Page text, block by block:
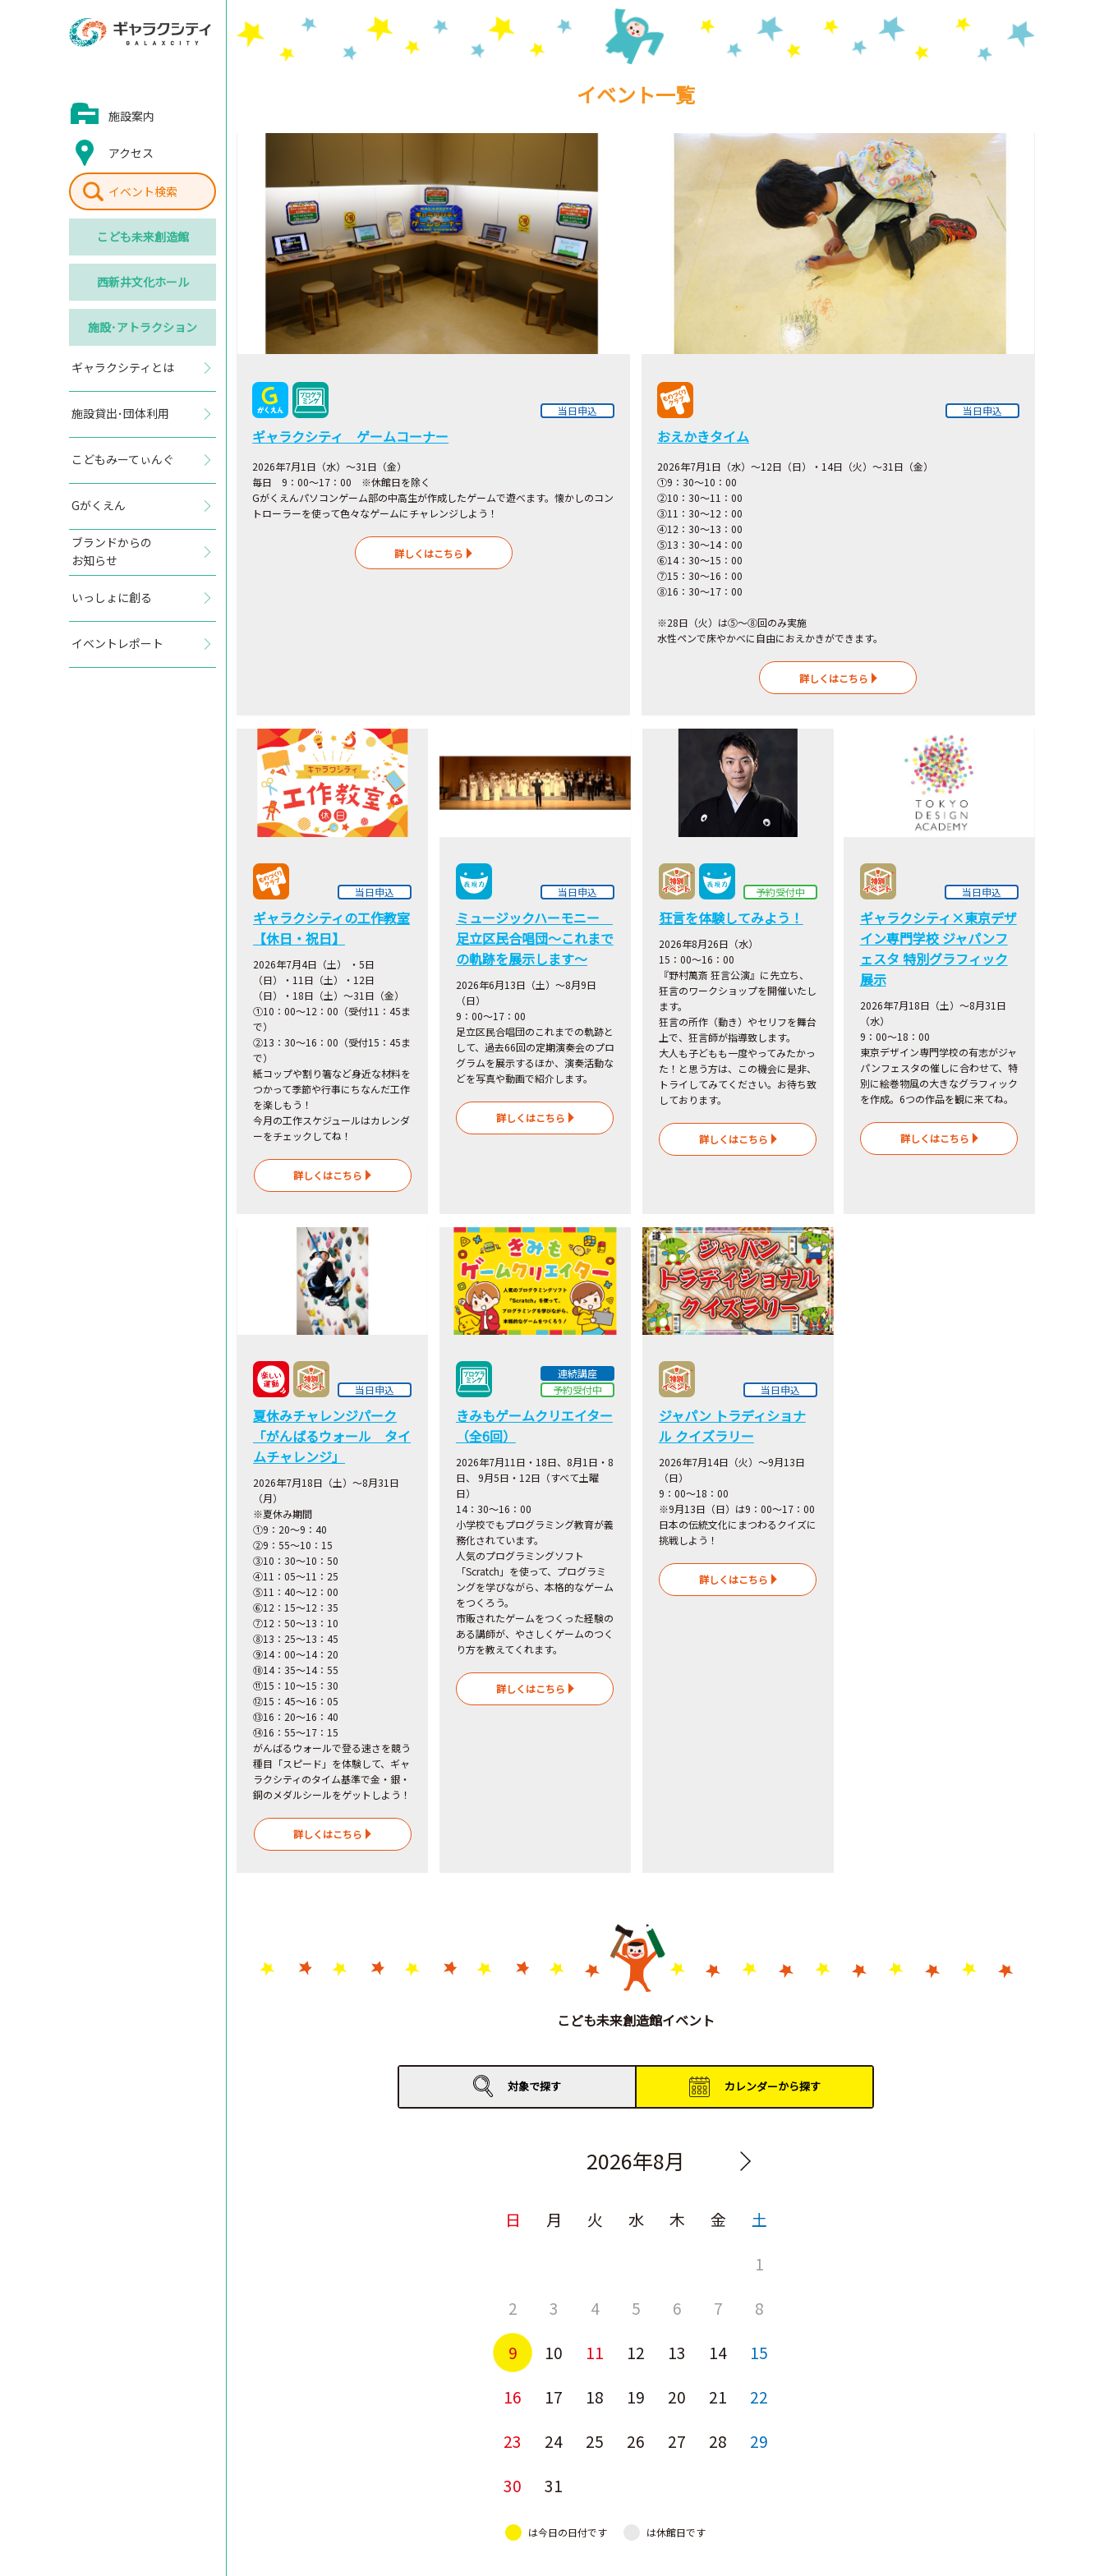
施設案内
アクセス
イベント検索
こども未来創造館
西新井文化ホール
施設･アトラクション
ギャラクシティとは
施設貸出･団体利用
こどもみーてぃんぐ
Gがくえん
ブランドからの
お知らせ
いっしょに創る
イベントレポート
イベント一覧
当日申込
ギャラクシティ ゲームコーナー
2026年7月1日（水）～31日（金）
毎日 9：00～17：00 ※休館日を除く
Gがくえんパソコンゲーム部の中高生が作成したゲームで遊べます。懐かしのコン
トローラーを使って色々なゲームにチャレンジしよう！
詳しくはこちら
当日申込
おえかきタイム
2026年7月1日（水）～12日（日）・14日（火）～31日（金）
①9：30～10：00
②10：30～11：00
③11：30～12：00
④12：30～13：00
⑤13：30～14：00
⑥14：30～15：00
⑦15：30～16：00
⑧16：30～17：00
※28日（火）は⑤～⑧回のみ実施
水性ペンで床やかべに自由におえかきができます。
詳しくはこちら
当日申込
ギャラクシティの工作教室
【休日・祝日】
2026年7月4日（土） ・5日
（日）・11日（土）・12日
（日）・18日（土）～31日（金）
①10：00～12：00（受付11：45ま
で）
②13：30～16：00（受付15：45ま
で）
紙コップや割り箸など身近な材料を
つかって季節や行事にちなんだ工作
を楽しもう！
今月の工作スケジュールはカレンダ
ーをチェックしてね！
詳しくはこちら
当日申込
ミュージックハーモニー
足立区民合唱団～これまで
の軌跡を展示します～
2026年6月13日（土）～8月9日
（日）
9：00～17：00
足立区民合唱団のこれまでの軌跡と
して、過去66回の定期演奏会のプロ
グラムを展示するほか、演奏活動な
どを写真や動画で紹介します。
詳しくはこちら
予約受付中
狂言を体験してみよう！
2026年8月26日（水）
15：00～16：00
『野村萬斎 狂言公演』に先立ち、
狂言のワークショップを開催いたし
ます。
狂言の所作（動き）やセリフを舞台
上で、狂言師が指導致します。
大人も子どもも一度やってみたかっ
た！と思う方は、この機会に是非、
トライしてみてください。お待ち致
しております。
詳しくはこちら
当日申込
ギャラクシティ×東京デザ
イン専門学校 ジャパンフ
ェスタ 特別グラフィック
展示
2026年7月18日（土）～8月31日
（水）
9：00～18：00
東京デザイン専門学校の有志がジャ
パンフェスタの催しに合わせて、特
別に絵巻物風の大きなグラフィック
を作成。6つの作品を観に来てね。
詳しくはこちら
当日申込
夏休みチャレンジパーク
「がんばるウォール タイ
ムチャレンジ」
2026年7月18日（土）～8月31日
（月）
※夏休み期間
①9：20～9：40
②9：55～10：15
③10：30～10：50
④11：05～11：25
⑤11：40～12：00
⑥12：15～12：35
⑦12：50～13：10
⑧13：25～13：45
⑨14：00～14：20
⑩14：35～14：55
⑪15：10～15：30
⑫15：45～16：05
⑬16：20～16：40
⑭16：55～17：15
がんばるウォールで登る速さを競う
種目「スピード」を体験して、ギャ
ラクシティのタイム基準で金・銀・
銅のメダルシールをゲットしよう！
詳しくはこちら
連続講座
予約受付中
きみもゲームクリエイター
（全6回）
2026年7月11日・18日、8月1日・8
日、 9月5日・12日（すべて土曜
日）
14：30～16：00
小学校でもプログラミング教育が義
務化されています。
人気のプログラミングソフト
「Scratch」を使って、プログラミ
ングを学びながら、本格的なゲーム
をつくろう。
市販されたゲームをつくった経験の
ある講師が、やさしくゲームのつく
り方を教えてくれます。
詳しくはこちら
当日申込
ジャパン トラディショナ
ル クイズラリー
2026年7月14日（火）～9月13日
（日）
9：00～18：00
※9月13日（日）は9：00～17：00
日本の伝統文化にまつわるクイズに
挑戦しよう！
詳しくはこちら
こども未来創造館イベント
対象で探す カレンダーから探す
2026年8月
日 月 火 水 木 金
土
1
2
3 4 5 6 7
8
9
10 11 12 13 14
15
16
17 18 19 20 21
22
23
24 25 26 27 28
29
30
31
は今日の日付です は休館日です